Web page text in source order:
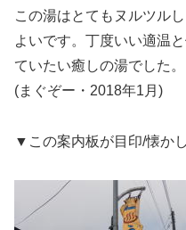
この湯はとてもヌルツル
よいです。丁度いい適温
ていたい癒しの湯でした。
(まぐぞー・2018年1月)
▼この案内板が目印/懐か